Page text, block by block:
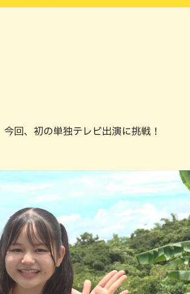
回、初の単独テレビ出演に挑戦！